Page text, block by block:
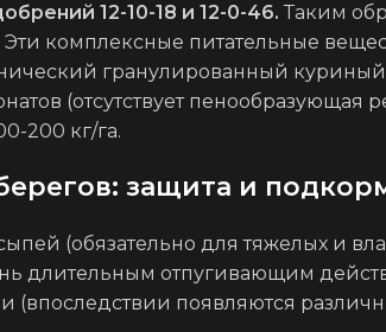
12-10-18 и 12-0-46. Таким
комплексные питательные
гранулированный куриный
(отсутствует пенообразующая
200 кг/га.
защита и
(обязательно для тяжелых и
длительным отпугивающим
(впоследствии появляются